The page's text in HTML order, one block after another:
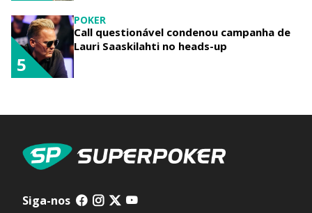
POKER
Call questionável condenou campanha de
Lauri Saaskilahti no heads-up
5
Siga-nos